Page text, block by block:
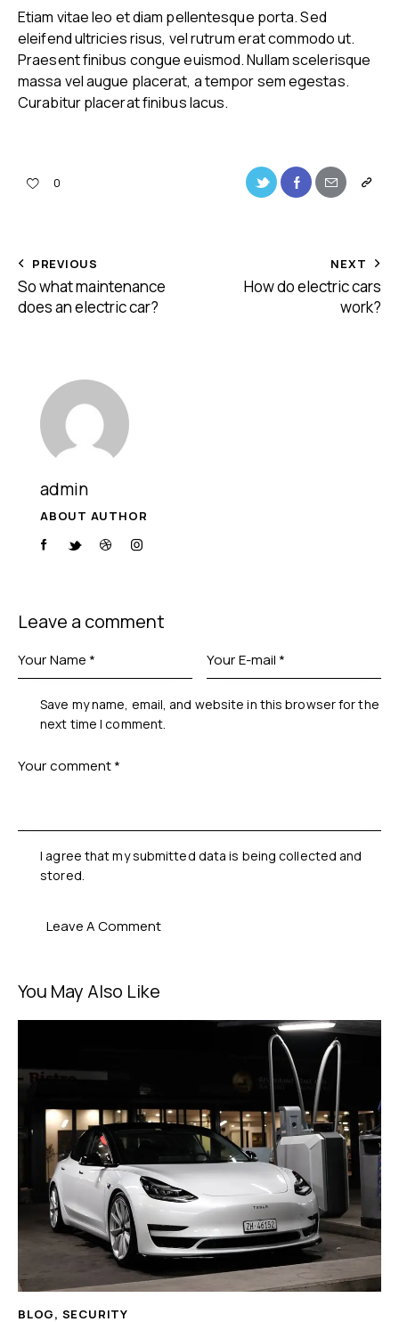
Etiam vitae leo et diam pellentesque porta. Sed
eleifend ultricies risus, vel rutrum erat commodo ut.
Praesent finibus congue euismod. Nullam scelerisque
massa vel augue placerat, a tempor sem egestas.
Curabitur placerat finibus lacus.
0
PREVIOUS
So what maintenance
does an electric car?
NEXT
How do electric cars
work?
admin
ABOUT AUTHOR
Leave a comment
Save my name, email, and website in this browser for the
next time I comment.
I agree that my submitted data is being collected and
stored.
You May Also Like
BLOG, SECURITY